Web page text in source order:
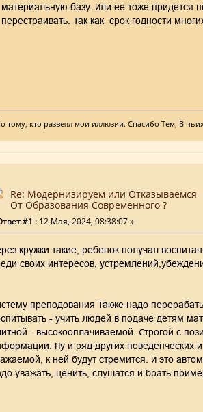
материальную базу. Или ее тоже придется
перестраивать. Так как срок годности
тому, кто развеял мои иллюзии. Спасибо Тем, В
Re: Модернизируем или Отказываемся
От Образования Современного ?
#1 : 12 Мая, 2024, 08:38:07 »
кружки такие, ребенок получал
своих интересов,
преподования Также надо
- учить Людей в подаче детям
- высокооплачиваемой. Строгой с
Ну и ряд других поведенческих
к ней будут стремится. И это
уважать, ценить, слушатся и брать